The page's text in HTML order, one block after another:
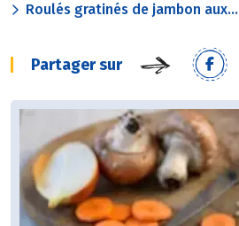
Roulés gratinés de jambon aux...
Partager sur